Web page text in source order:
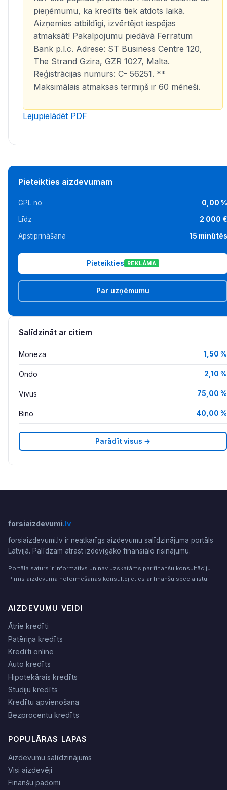
pieņēmumu, ka kredīts tiek atdots laikā.
Aizņemies atbildīgi, izvērtējot iespējas
atmaksāt! Pakalpojumu piedāvā Ferratum
Bank p.l.c. Adrese: ST Business Centre 120,
The Strand Gzira, GZR 1027, Malta.
Reģistrācijas numurs: C- 56251. **
Maksimālais atmaksas termiņš ir 60 mēneši.
Lejupielādēt PDF
Pieteikties aizdevumam
GPL no 0,00 %
Līdz 2 000 €
Apstiprināšana 15 minūtēs
Pieteikties REKLĀMA
Par uzņēmumu
Salīdzināt ar citiem
Moneza 1,50 %
Ondo 2,10 %
Vivus 75,00 %
Bino 40,00 %
Parādīt visus →
forsiaizdevumi.lv
forsiaizdevumi.lv ir neatkarīgs aizdevumu salīdzinājuma portāls
Latvijā. Palīdzam atrast izdevīgāko finansiālo risinājumu.
Portāla saturs ir informatīvs un nav uzskatāms par finanšu konsultāciju.
Pirms aizdevuma noformēšanas konsultējieties ar finanšu speciālistu.
AIZDEVUMU VEIDI
Ātrie kredīti
Patēriņa kredīts
Kredīti online
Auto kredīts
Hipotekārais kredīts
Studiju kredīts
Kredītu apvienošana
Bezprocentu kredīts
POPULĀRAS LAPAS
Aizdevumu salīdzinājums
Visi aizdevēji
Finanšu padomi